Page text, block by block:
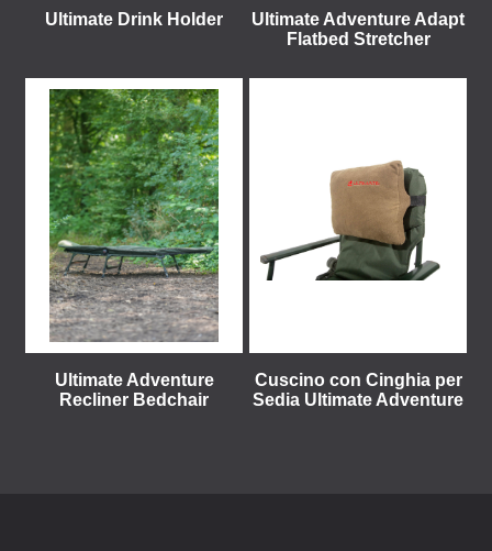
Ultimate Drink Holder
Ultimate Adventure Adapt
Flatbed Stretcher
Ultimate Adventure
Recliner Bedchair
Cuscino con Cinghia per
Sedia Ultimate Adventure